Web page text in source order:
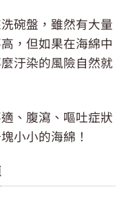
碗盤，雖然有大量
，但如果在海綿中
汙染的風險自然就
、腹瀉、嘔吐症狀
小小的海綿！